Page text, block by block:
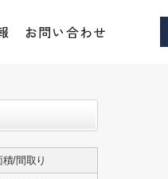
お問い合わせ
積/間取り